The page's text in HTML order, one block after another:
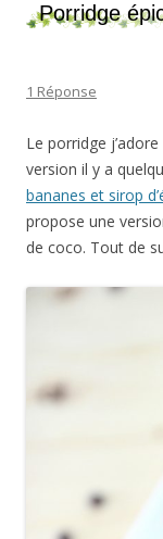
Porridge
1 Réponse
Le porridge
version il y a
bananes et sirop
propose une
de coco. Tout de